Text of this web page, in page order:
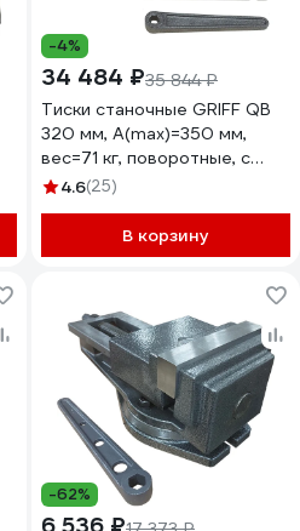
-4%
34 484 ₽35 844 ₽
Тиски станочные GRIFF QB
320 мм, A(max)=350 мм,
вес=71 кг, поворотные, с
откр. винтом b241205
4.6(25)
В корзину
-62%